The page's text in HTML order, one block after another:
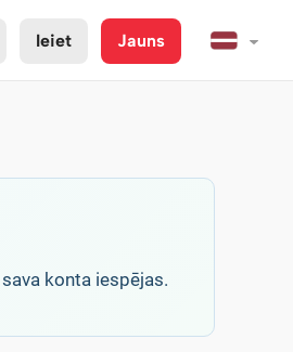
Ieiet Jauns
konta iespējas.